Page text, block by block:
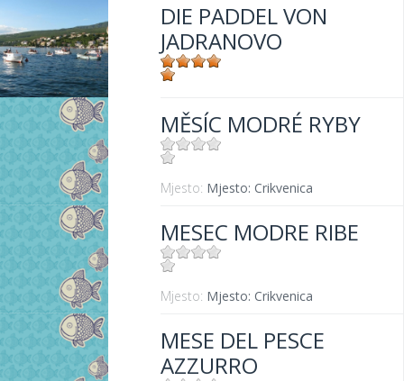
DIE PADDEL VON
JADRANOVO
MĚSÍC MODRÉ RYBY
Mjesto: Mjesto: Crikvenica
MESEC MODRE RIBE
Mjesto: Mjesto: Crikvenica
MESE DEL PESCE
AZZURRO